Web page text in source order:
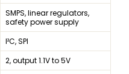
SMPS, linear regulators,
safety power supply
I²C, SPI
2, output 1.1V to 5V